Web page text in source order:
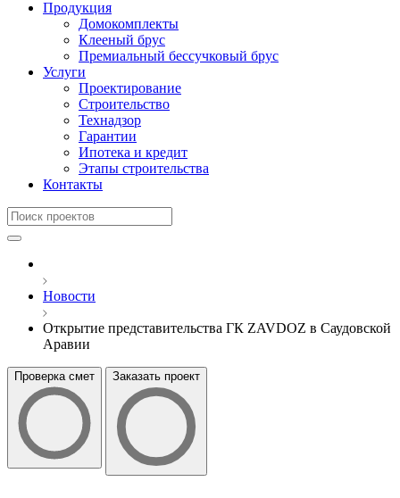
Продукция
Домокомплекты
Клееный брус
Премиальный бессучковый брус
Услуги
Проектирование
Строительство
Технадзор
Гарантии
Ипотека и кредит
Этапы строительства
Контакты
Новости
Открытие представительства ГК ZAVDOZ в Саудовской
Аравии
Проверка смет Заказать проект